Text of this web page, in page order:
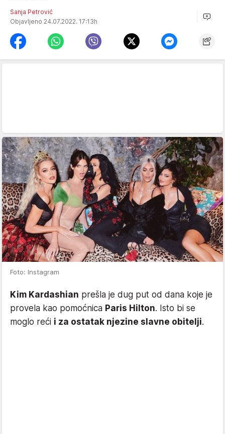
Sanja Petrović
Objavljeno 24.07.2022. 17:13h
Foto: Instagram
Kim Kardashian prešla je dug put od dana koje je
provela kao pomoćnica Paris Hilton. Isto bi se
moglo reći i za ostatak njezine slavne obitelji.